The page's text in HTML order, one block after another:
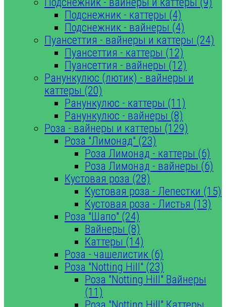
Подснежник - каттеры (4)
Подснежник - вайнеры (4)
Пуансеттия - вайнеры и каттеры (24)
Пуансеттия - каттеры (12)
Пуансеттия - вайнеры (12)
Ранункулюс (лютик) - вайнеры и
каттеры (20)
Ранункулюс - каттеры (11)
Ранункулюс - вайнеры (8)
Роза - вайнеры и каттеры (129)
Роза "Лимонад" (23)
Роза Лимонад - каттеры (6)
Роза Лимонад - вайнеры (6)
Кустовая роза (28)
Кустовая роза - Лепестки (15)
Кустовая роза - Листья (13)
Роза "Шапо" (24)
Вайнеры (8)
Каттеры (14)
Роза - чашелистик (6)
Роза "Notting Hill" (23)
Роза "Notting Hill" Вайнеры
(11)